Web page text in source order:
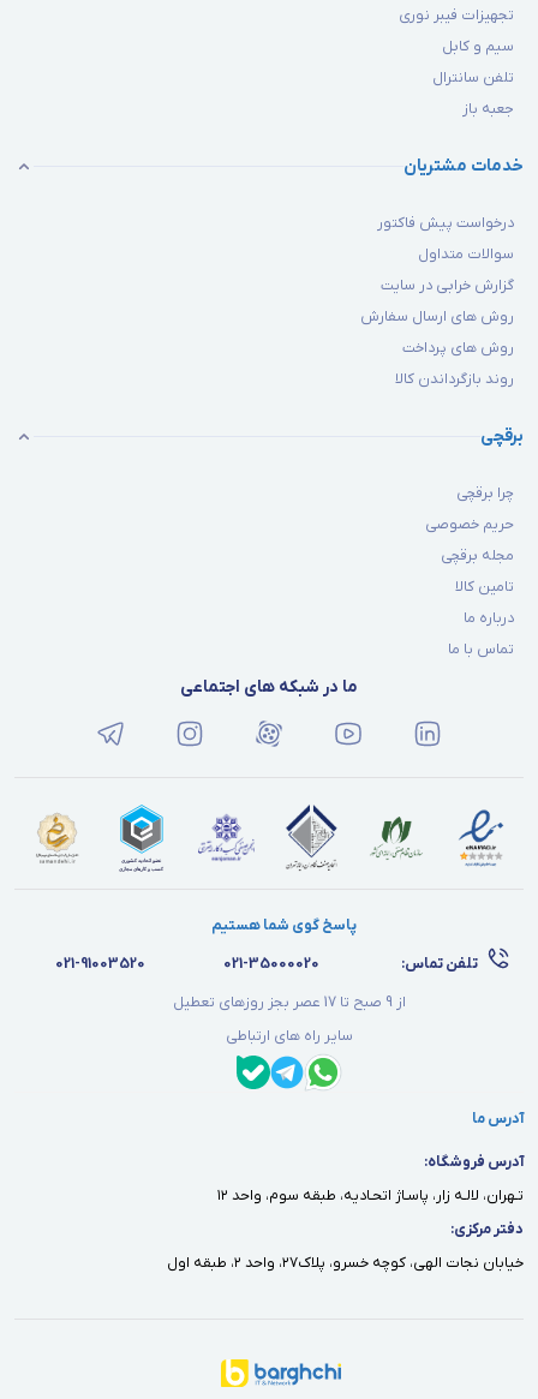
تجهیزات فیبر نوری
سیم و کابل
تلفن سانترال
جعبه باز
خدمات مشتریان
درخواست پیش فاکتور
سوالات متداول
گزارش خرابی در سایت
روش های ارسال سفارش
روش های پرداخت
روند بازگرداندن کالا
برقچی
چرا برقچی
حریم خصوصی
مجله برقچی
تامین کالا
درباره ما
تماس با ما
ما در شبکه های اجتماعی
پاسخ گوی شما هستیم
تلفن تماس:
021-35000020
021-91003520
از 9 صبح تا 17 عصر بجز روزهای تعطیل
سایر راه های ارتباطی
آدرس ما
آدرس فروشگاه:
تـهران، لالـه زار، پاسـاژ اتحـاديه، طبقه سوم، واحد ١٢
دفتر مركزى:
خيابان نجات الهى، كوچه خسرو، پلاك٢٧، واحد ٢، طبقه اول